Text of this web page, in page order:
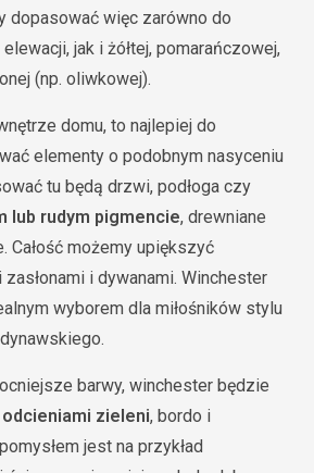
dopasować więc zarówno do
jak i żółtej, pomarańczowej,
(np. oliwkowej).
domu, to najlepiej do
elementy o podobnym nasyceniu
tu będą drzwi, podłoga czy
lub rudym pigmencie, drewniane
Całość możemy upiększyć
i dywanami. Winchester
wyborem dla miłośników stylu
barwy, winchester będzie
odcieniami zieleni, bordo i
jest na przykład